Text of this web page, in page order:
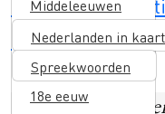
Middeleeuwen
Nederlanden in kaart
16e eeuw
Spreekwoorden
17e eeuw
18e eeuw
Thema's &
Lesmateriaal
Home